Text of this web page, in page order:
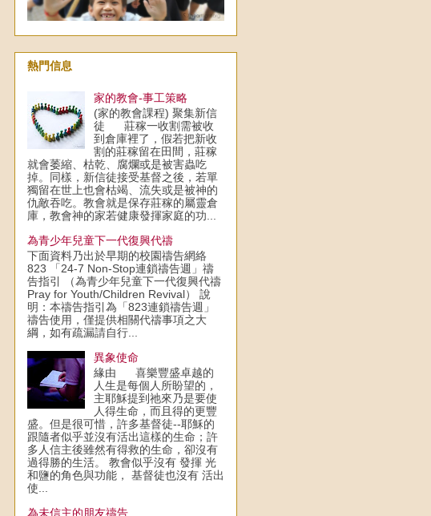
熱門信息
家的教會-事工策略
(家的教會課程) 聚集新信
徒 莊稼一收割需被收
到倉庫裡了，假若把新收
割的莊稼留在田間，莊稼
就會萎縮、枯乾、腐爛或是被害蟲吃
掉。同樣，新信徒接受基督之後，若單
獨留在世上也會枯竭、流失或是被神的
仇敵吞吃。教會就是保存莊稼的屬靈倉
庫，教會神的家若健康發揮家庭的功...
為青少年兒童下一代復興代禱
下面資料乃出於早期的校園禱告網絡
823 「24-7 Non-Stop連鎖禱告週」禱
告指引 （為青少年兒童下一代復興代禱
Pray for Youth/Children Revival） 說
明：本禱告指引為「823連鎖禱告週」
禱告使用，僅提供相關代禱事項之大
綱，如有疏漏請自行...
異象使命
緣由 喜樂豐盛卓越的
人生是每個人所盼望的，
主耶穌提到祂來乃是要使
人得生命，而且得的更豐
盛。但是很可惜，許多基督徒--耶穌的
跟隨者似乎並沒有活出這樣的生命；許
多人信主後雖然有得救的生命，卻沒有
過得勝的生活。 教會似乎沒有 發揮 光
和鹽的角色與功能， 基督徒也沒有 活出
使...
為未信主的朋友禱告